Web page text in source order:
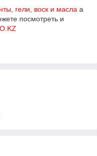
гели, воск и масла а
посмотреть и